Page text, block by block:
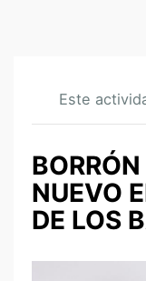
Este
NUEVO
DE LOS